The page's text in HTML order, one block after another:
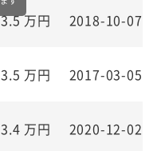
3.5万円 2018-10-07
3.5 万円 2017-03-05
3.4 万円 2020-12-02